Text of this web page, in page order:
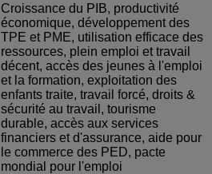
Croissance du PIB, productivité
économique, développement des
TPE et PME, utilisation efficace des
ressources, plein emploi et travail
décent, accès des jeunes à l'emploi
et la formation, exploitation des
enfants traite, travail forcé, droits &
sécurité au travail, tourisme
durable, accès aux services
financiers et d'assurance, aide pour
le commerce des PED, pacte
mondial pour l'emploi